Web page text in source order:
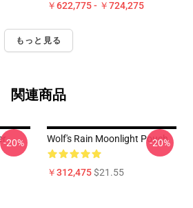
￥622,775 - ￥724,275
もっと見る
関連商品
-20% Wolf's Rain Moonlight Pouch
￥312,475$21.55
-20%